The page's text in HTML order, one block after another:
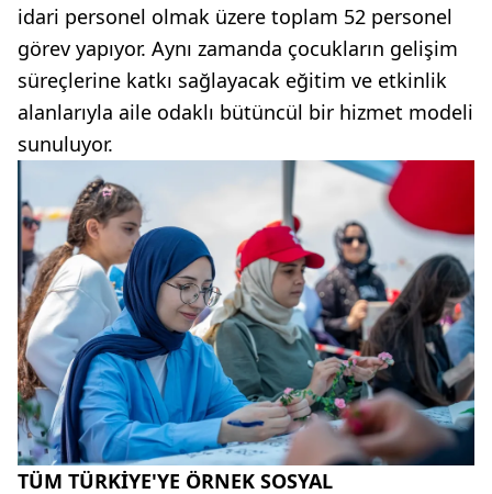
idari personel olmak üzere toplam 52 personel
görev yapıyor. Aynı zamanda çocukların gelişim
süreçlerine katkı sağlayacak eğitim ve etkinlik
alanlarıyla aile odaklı bütüncül bir hizmet modeli
sunuluyor.
TÜM TÜRKİYE'YE ÖRNEK SOSYAL